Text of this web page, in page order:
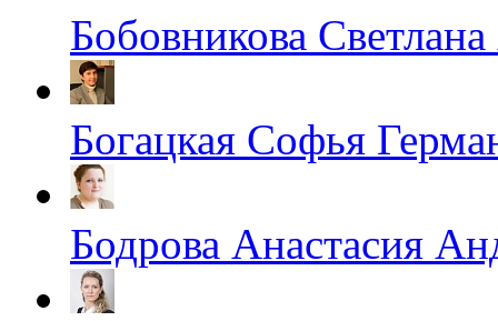
Бобовникова
Богацкая Софья
Бодрова Анастасия